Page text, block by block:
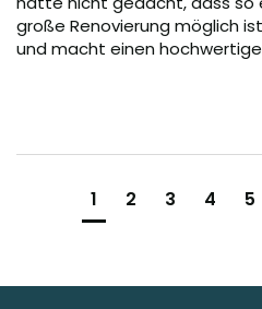
große Renovierung möglich
und macht einen
1 2 3 4 5